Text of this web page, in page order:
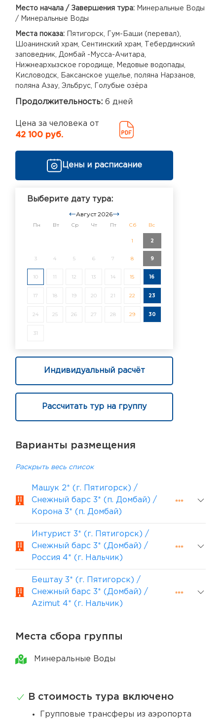
Место начала / Завершения тура: Минеральные Воды
/ Минеральные Воды
Места показа:
Пятигорск, Гум-Баши (перевал),
Шоанинский храм, Сентинский храм, Тебердинский
заповедник, Домбай -Мусса-Ачитара,
Нижнеархызское городище, Медовые водопады,
Кисловодск, Баксанское ущелье, поляна Нарзанов,
поляна Азау, Эльбрус, Голубые озёра
Продолжительность: 6 дней
Цена за человека от
42 100 руб.
Цены и расписание
Выберите дату тура:
Август 2026
Пн Вт Ср Чт Пт Сб Вс
1 2
3 4 5 6 7 8 9
10 11 12 13 14 15 16
17 18 19 20 21 22 23
24 25 26 27 28 29 30
31
Индивидуальный расчёт
Рассчитать тур на группу
Варианты размещения
Раскрыть весь список
Машук 2* (г. Пятигорск) /
Снежный барс 3* (п. Домбай) /
Корона 3* (п. Домбай)
Интурист 3* (г. Пятигорск) /
Снежный барс 3* (Домбай) /
Россия 4* (г. Нальчик)
Бештау 3* (г. Пятигорск) /
Снежный барс 3* (Домбай) /
Azimut 4* (г. Нальчик)
Места сбора группы
Минеральные Воды
В стоимость тура включено
Групповые трансферы из аэропорта